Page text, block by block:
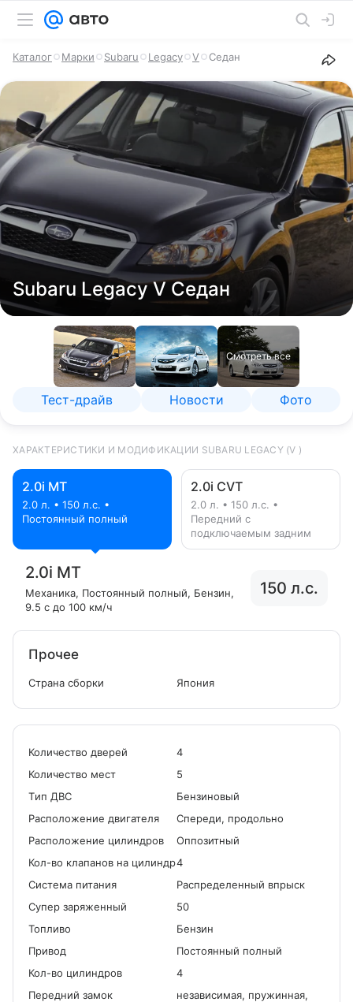
Каталог Марки Subaru Legacy V Седан
Subaru Legacy V Седан
Смотреть все
Тест-драйв Новости Фото
ХАРАКТЕРИСТИКИ И МОДИФИКАЦИИ SUBARU LEGACY (V )
2.0i MT
2.0 л. • 150 л.с. •
Постоянный полный
2.0i CVT
2.0 л. • 150 л.с. •
Передний с
подключаемым задним
2.0i MT
Механика, Постоянный полный, Бензин,
9.5 с до 100 км/ч
150 л.с.
Прочее
Страна сборки Япония
Количество дверей
4
Количество мест
5
Tип ДВС
Бензиновый
Расположение двигателя
Спереди, продольно
Расположение цилиндров
Оппозитный
Кол-во клапанов на цилиндр4
Система питания
Распределенный впрыск
Cупер заряженный
50
Топливо
Бензин
Привод
Постоянный полный
Кол-во цилиндров
4
Передний замок
независимая, пружинная,